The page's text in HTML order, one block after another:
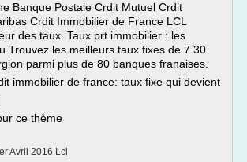
Banque Postale Crdit Mutuel Crdit
Crdit Immobilier de France LCL
des taux. Taux prt immobilier : les
Trouvez les meilleurs taux fixes de 7 30
parmi plus de 80 banques franaises.
immobilier de france: taux fixe qui devient
ce thème
Avril 2016 Lcl